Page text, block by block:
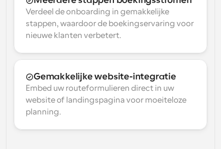
Verdeel de onboarding in gemakkelijke
stappen, waardoor de boekingservaring voor
nieuwe klanten verbetert.
Gemakkelijke website-integratie
Embed uw routeformulieren direct in uw
website of landingspagina voor moeiteloze
planning.